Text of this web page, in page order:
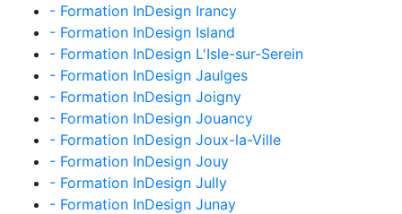
- Formation InDesign Irancy
- Formation InDesign Island
- Formation InDesign L'Isle-sur-Serein
- Formation InDesign Jaulges
- Formation InDesign Joigny
- Formation InDesign Jouancy
- Formation InDesign Joux-la-Ville
- Formation InDesign Jouy
- Formation InDesign Jully
- Formation InDesign Junay